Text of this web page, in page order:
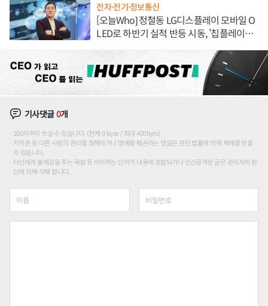
전자·전기·정보통신
[오늘Who] 정철동 LG디스플레이 모바일 O
LED로 하반기 실적 반등 시동, '칩플레이
기사댓글0개
200자까지 쓰실 수 있습니다. (현재 0 byte / 최대 400byte)
저작권 등 다른 사람의 권리를 침해하거나 명예를 훼손하는 댓글은 관련 법률에 의해 제재를 받을
수 있습니다.
타인에게 불쾌감을 주는 욕설 등 비하하는 단어가 내용에 포함되거나 인신공격성 글은 관리자의 판
단에 의해 삭제 합니다.